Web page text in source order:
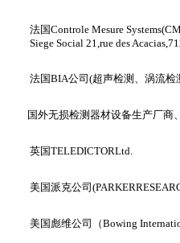
法国Controle Mesure
Siege Social 21,rue des
法国BIA公司 (超声检测、涡流检
国外无损检测器材设备生产厂商
英国TELEDICTORLtd.
美国派克公司
美国彪维公司 （Bowing